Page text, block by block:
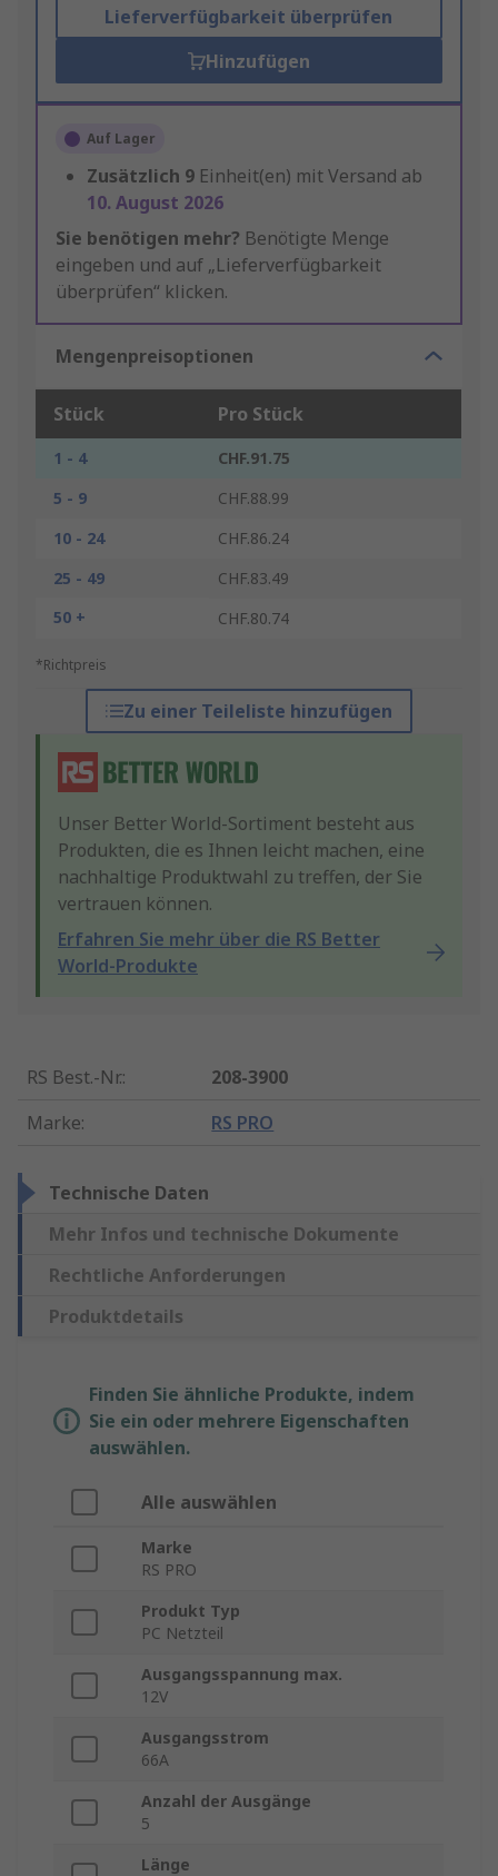
Lieferverfügbarkeit überprüfen
Hinzufügen
Auf Lager
Zusätzlich 9 Einheit(en) mit Versand ab
10. August 2026
Sie benötigen mehr? Benötigte Menge
eingeben und auf „Lieferverfügbarkeit
überprüfen“ klicken.
Mengenpreisoptionen
Stück Pro Stück
1 - 4
CHF.91.75
5 - 9
CHF.88.99
10 - 24
CHF.86.24
25 - 49
CHF.83.49
50 +
CHF.80.74
*Richtpreis
Zu einer Teileliste hinzufügen
Unser Better World-Sortiment besteht aus
Produkten, die es Ihnen leicht machen, eine
nachhaltige Produktwahl zu treffen, der Sie
vertrauen können.
Erfahren Sie mehr über die RS Better
World-Produkte
RS Best.-Nr.:
208-3900
Marke: RS PRO
Technische Daten
Mehr Infos und technische Dokumente
Rechtliche Anforderungen
Produktdetails
Finden Sie ähnliche Produkte, indem
Sie ein oder mehrere Eigenschaften
auswählen.
Alle auswählen
Marke
RS PRO
Produkt Typ
PC Netzteil
Ausgangsspannung max.
12V
Ausgangsstrom
66A
Anzahl der Ausgänge
5
Länge